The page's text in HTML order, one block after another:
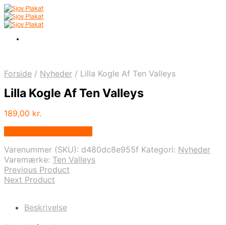
Forside / Nyheder / Lilla Kogle Af Ten Valleys
Lilla Kogle Af Ten Valleys
189,00 kr.
Varenummer (SKU): d480dc8e955f Kategori: Nyheder
Varemærke: Ten Valleys
Previous Product
Next Product
Beskrivelse